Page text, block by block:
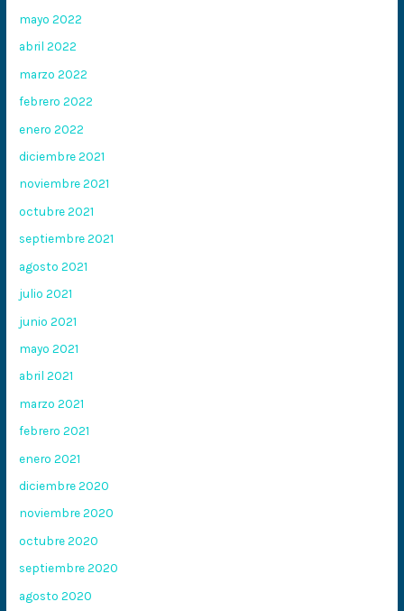
mayo 2022
abril 2022
marzo 2022
febrero 2022
enero 2022
diciembre 2021
noviembre 2021
octubre 2021
septiembre 2021
agosto 2021
julio 2021
junio 2021
mayo 2021
abril 2021
marzo 2021
febrero 2021
enero 2021
diciembre 2020
noviembre 2020
octubre 2020
septiembre 2020
agosto 2020